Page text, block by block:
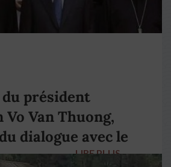
président
Van Thuong,
dialogue avec le
LIRE PLUS →